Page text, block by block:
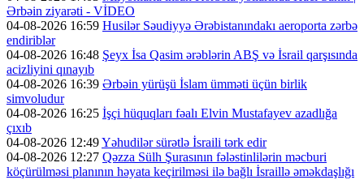
Ərbəin ziyarəti - VİDEO
04-08-2026 16:59 Husilər Səudiyyə Ərəbistanındakı aeroporta zərbə
endiriblər
04-08-2026 16:48 Şeyx İsa Qasim ərəblərin ABŞ və İsrail qarşısında
acizliyini qınayıb
04-08-2026 16:39 Ərbəin yürüşü İslam ümməti üçün birlik
simvoludur
04-08-2026 16:25 İşçi hüquqları fəalı Elvin Mustafayev azadlığa
çıxıb
04-08-2026 12:49Yəhudilər sürətlə İsraili tərk edir
04-08-2026 12:27 Qəzza Sülh Şurasının fələstinlilərin məcburi
köçürülməsi planının həyata keçirilməsi ilə bağlı İsraillə əməkdaşlığı